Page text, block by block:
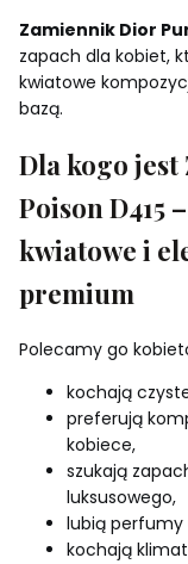
Zamiennik Dior
zapach dla kobiet,
kwiatowe
bazą.
Dla kogo
Poison D415
kwiatowe i
premium
Polecamy go
kochają
preferują
kobiece,
szukają
luksusowego,
lubią perfumy
kochają klimat